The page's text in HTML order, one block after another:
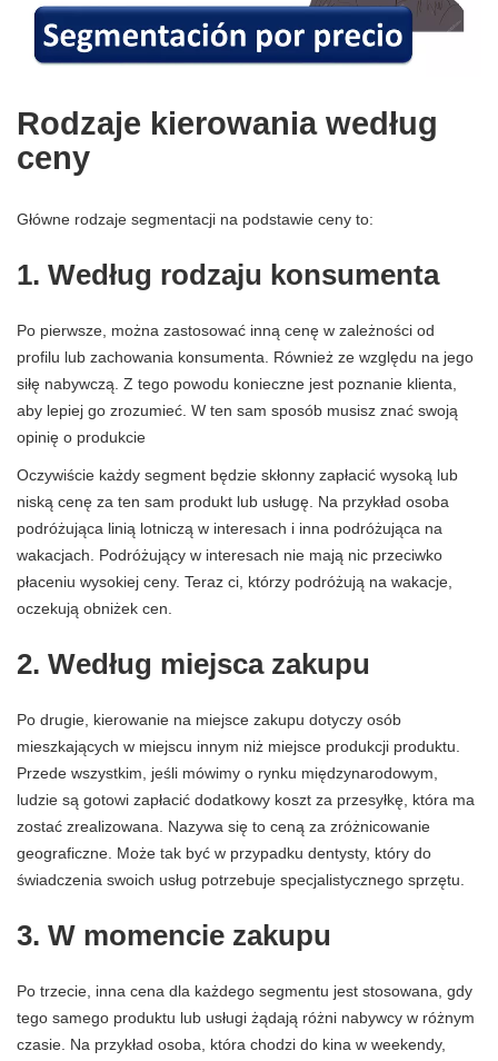
Rodzaje kierowania według
ceny
Główne rodzaje segmentacji na podstawie ceny to:
1. Według rodzaju konsumenta
Po pierwsze, można zastosować inną cenę w zależności od
profilu lub zachowania konsumenta. Również ze względu na jego
siłę nabywczą. Z tego powodu konieczne jest poznanie klienta,
aby lepiej go zrozumieć. W ten sam sposób musisz znać swoją
opinię o produkcie
Oczywiście każdy segment będzie skłonny zapłacić wysoką lub
niską cenę za ten sam produkt lub usługę. Na przykład osoba
podróżująca linią lotniczą w interesach i inna podróżująca na
wakacjach. Podróżujący w interesach nie mają nic przeciwko
płaceniu wysokiej ceny. Teraz ci, którzy podróżują na wakacje,
oczekują obniżek cen.
2. Według miejsca zakupu
Po drugie, kierowanie na miejsce zakupu dotyczy osób
mieszkających w miejscu innym niż miejsce produkcji produktu.
Przede wszystkim, jeśli mówimy o rynku międzynarodowym,
ludzie są gotowi zapłacić dodatkowy koszt za przesyłkę, która ma
zostać zrealizowana. Nazywa się to ceną za zróżnicowanie
geograficzne. Może tak być w przypadku dentysty, który do
świadczenia swoich usług potrzebuje specjalistycznego sprzętu.
3. W momencie zakupu
Po trzecie, inna cena dla każdego segmentu jest stosowana, gdy
tego samego produktu lub usługi żądają różni nabywcy w różnym
czasie. Na przykład osoba, która chodzi do kina w weekendy,